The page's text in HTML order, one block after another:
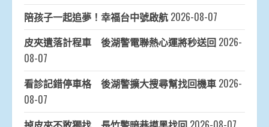
陪孩子一起追夢！幸福台中號啟航 2026-08-07
皮夾遺落計程車 後湖警電聯熱心運將秒送回 2026-
08-07
看診記錯停車格 後湖警擴大搜尋幫找回機車 2026-
08-07